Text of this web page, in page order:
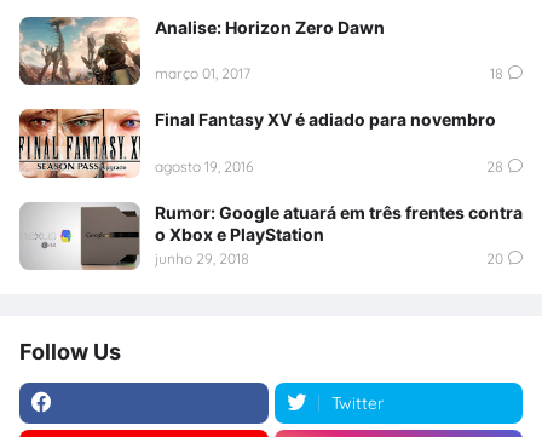
Analise: Horizon Zero Dawn
março 01, 2017 18
Final Fantasy XV é adiado para novembro
agosto 19, 2016 28
Rumor: Google atuará em três frentes contra
o Xbox e PlayStation
junho 29, 2018 20
Follow Us
Twitter